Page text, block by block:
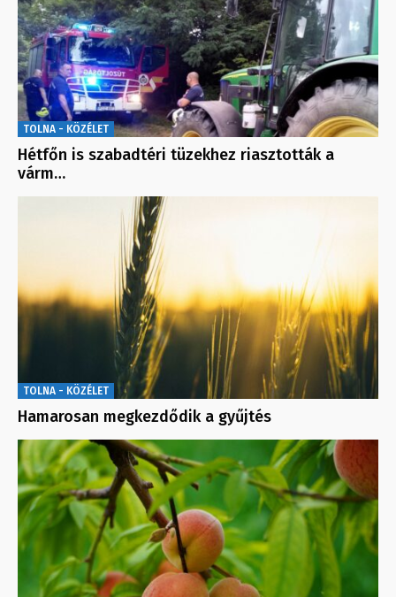
TOLNA - KÖZÉLET
Hétfőn is szabadtéri tüzekhez riasztották a
várm…
TOLNA - KÖZÉLET
Hamarosan megkezdődik a gyűjtés